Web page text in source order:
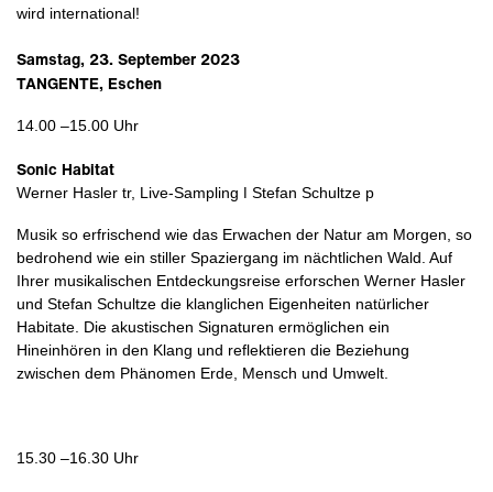
wird international!
Samstag, 23. September 2023
TANGENTE, Eschen
14.00 –15.00 Uhr
Sonic Habitat
Werner Hasler tr, Live-Sampling ǀ Stefan Schultze p
Musik so erfrischend wie das Erwachen der Natur am Morgen, so
bedrohend wie ein stiller Spaziergang im nächtlichen Wald. Auf
Ihrer musikalischen Entdeckungsreise erforschen Werner Hasler
und Stefan Schultze die klanglichen Eigenheiten natürlicher
Habitate. Die akustischen Signaturen ermöglichen ein
Hineinhören in den Klang und reflektieren die Beziehung
zwischen dem Phänomen Erde, Mensch und Umwelt.
15.30 –16.30 Uhr